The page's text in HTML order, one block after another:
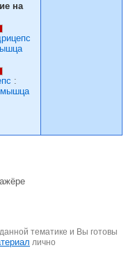
на
:
мышца
тематике и Вы готовы
лично